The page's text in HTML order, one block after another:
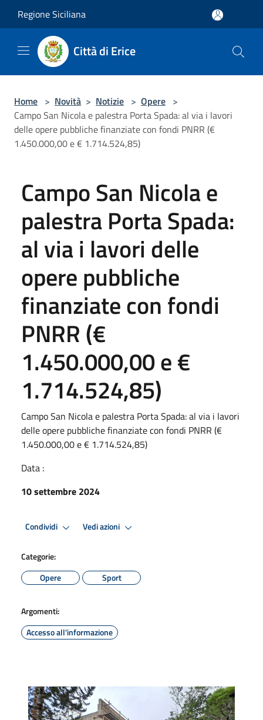
Regione Siciliana
Città di Erice
Home > Novità > Notizie > Opere >
Campo San Nicola e palestra Porta Spada: al via i lavori
delle opere pubbliche finanziate con fondi PNRR (€
1.450.000,00 e € 1.714.524,85)
Campo San Nicola e
palestra Porta Spada:
al via i lavori delle
opere pubbliche
finanziate con fondi
PNRR (€
1.450.000,00 e €
1.714.524,85)
Campo San Nicola e palestra Porta Spada: al via i lavori
delle opere pubbliche finanziate con fondi PNRR (€
1.450.000,00 e € 1.714.524,85)
Data :
10 settembre 2024
Condividi Vedi azioni
Categorie:
Opere
Sport
Argomenti:
Accesso all'informazione